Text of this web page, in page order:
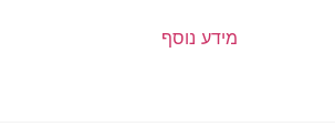
מידע נוסף